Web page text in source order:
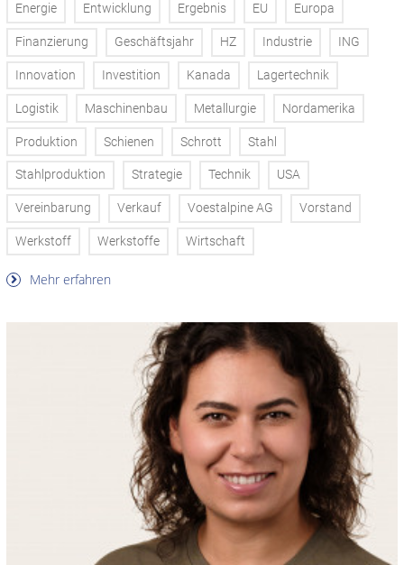
Energie Entwicklung Ergebnis EU Europa
Finanzierung Geschäftsjahr HZ Industrie ING
Innovation Investition Kanada Lagertechnik
Logistik Maschinenbau Metallurgie Nordamerika
Produktion Schienen Schrott Stahl
Stahlproduktion Strategie Technik USA
Vereinbarung Verkauf Voestalpine AG Vorstand
Werkstoff Werkstoffe Wirtschaft
Mehr erfahren